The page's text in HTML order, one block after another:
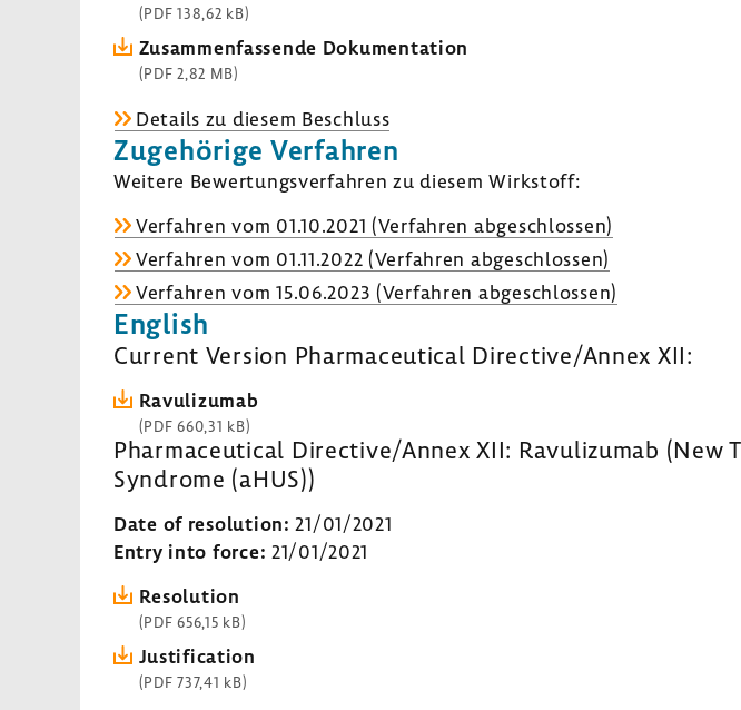
(PDF 138,62 kB)
Zusam­men­fas­sende Doku­men­ta­tion
(PDF 2,82 MB)
Details zu diesem Beschluss
Zuge­hö­rige Verfahren
Weitere Bewer­tungs­ver­fahren zu diesem Wirk­stoff:
Verfahren vom 01.10.2021 (Verfahren abge­schlossen)
Verfahren vom 01.11.2022 (Verfahren abge­schlossen)
Verfahren vom 15.06.2023 (Verfahren abge­schlossen)
English
Current Version Pharmaceutical Directive/Annex XII:
Ravulizumab
(PDF 660,31 kB)
Pharmaceutical Directive/Annex XII: Ravulizumab
Syndrome (aHUS))
Date of resolution: 21/01/2021
Entry into force: 21/01/2021
Resolution
(PDF 656,15 kB)
Justification
(PDF 737,41 kB)